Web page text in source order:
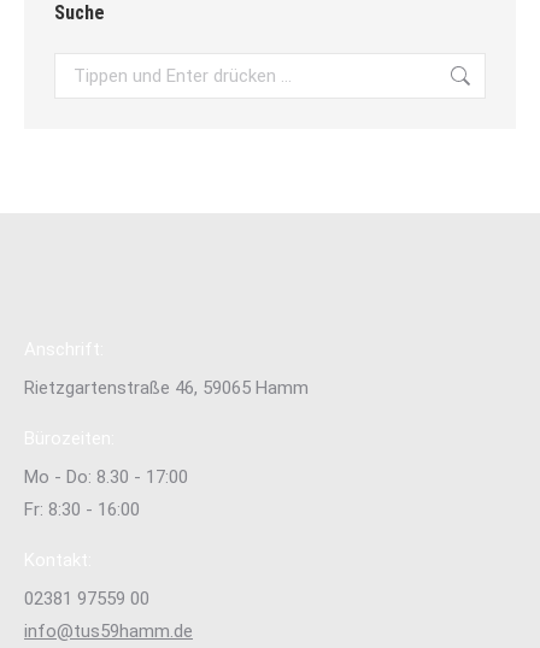
Suche
Search:
Rietzgartenstraße 46, 59065 Hamm
Mo - Do: 8.30 - 17:00
Fr: 8:30 - 16:00
02381 97559 00
info@tus59hamm.de